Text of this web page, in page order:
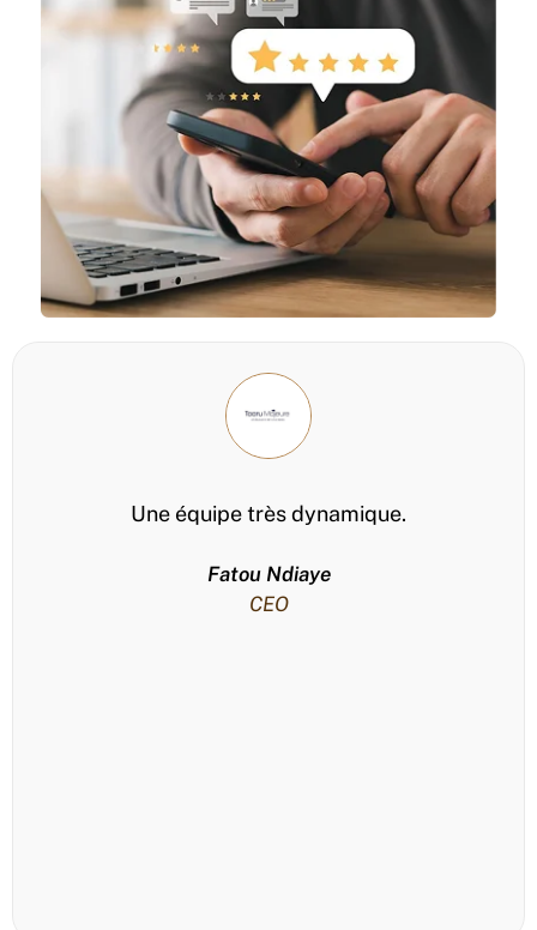
Une équipe très dynamique.
Fatou Ndiaye
CEO